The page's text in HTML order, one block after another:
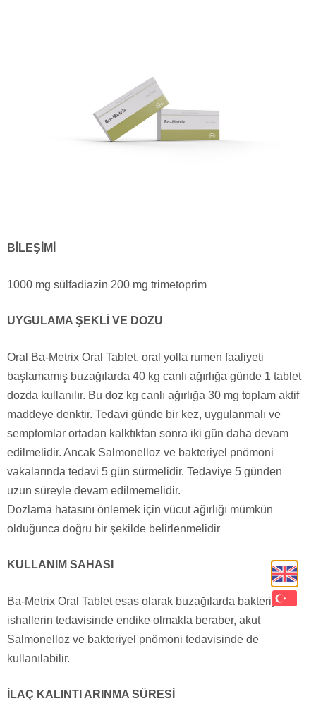
BİLEŞİMİ
1000 mg sülfadiazin 200 mg trimetoprim
UYGULAMA ŞEKLİ VE DOZU
Oral Ba-Metrix Oral Tablet, oral yolla rumen faaliyeti
başlamamış buzağılarda 40 kg canlı ağırlığa günde 1 tablet
dozda kullanılır. Bu doz kg canlı ağırlığa 30 mg toplam aktif
maddeye denktir. Tedavi günde bir kez, uygulanmalı ve
semptomlar ortadan kalktıktan sonra iki gün daha devam
edilmelidir. Ancak Salmonelloz ve bakteriyel pnömoni
vakalarında tedavi 5 gün sürmelidir. Tedaviye 5 günden
uzun süreyle devam edilmemelidir.
Dozlama hatasını önlemek için vücut ağırlığı mümkün
olduğunca doğru bir şekilde belirlenmelidir
KULLANIM SAHASI
Ba-Metrix Oral Tablet esas olarak buzağılarda bakteriyel
ishallerin tedavisinde endike olmakla beraber, akut
Salmonelloz ve bakteriyel pnömoni tedavisinde de
kullanılabilir.
İLAÇ KALINTI ARINMA SÜRESİ